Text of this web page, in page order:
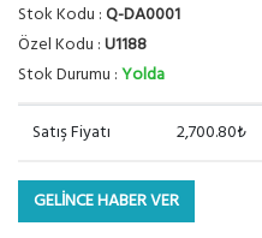
Stok Kodu :Q-DA0001
Özel Kodu :U1188
Stok Durumu :Yolda
Satış Fiyatı 2,700.80₺
GELİNCE HABER VER